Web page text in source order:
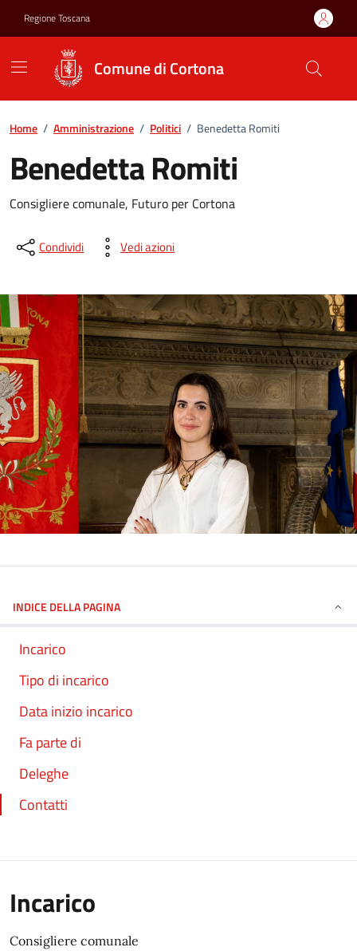
Regione Toscana
Comune di Cortona
Home / Amministrazione / Politici / Benedetta Romiti
Benedetta Romiti
Consigliere comunale, Futuro per Cortona
Condividi Vedi azioni
INDICE DELLA PAGINA
Incarico
Tipo di incarico
Data inizio incarico
Fa parte di
Deleghe
Contatti
Incarico
Consigliere comunale